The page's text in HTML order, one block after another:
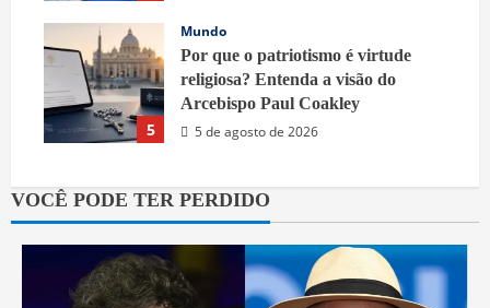
5
Mundo
Por que o patriotismo é virtude
religiosa? Entenda a visão do
Arcebispo Paul Coakley
5 de agosto de 2026
VOCÊ PODE TER PERDIDO